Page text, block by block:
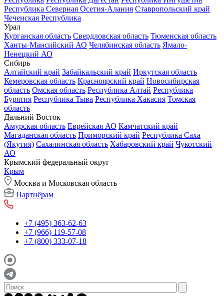
Республика Северная Осетия-Алания Ставропольский край
Чеченская Республика
Урал
Курганская область Свердловская область Тюменская область
Ханты-Мансийский АО Челябинская область Ямало-
Ненецкий АО
Сибирь
Алтайский край Забайкальский край Иркутская область
Кемеровская область Красноярский край Новосибирская
область Омская область Республика Алтай Республика
Бурятия Республика Тыва Республика Хакасия Томская
область
Дальний Восток
Амурская область Еврейская АО Камчатский край
Магаданская область Приморский край Республика Саха
(Якутия) Сахалинская область Хабаровский край Чукотский
АО
Крымский федеральный округ
Крым
Москва и Московская область
Партнёрам
+7 (495) 363-62-63
+7 (966) 119-57-08
+7 (800) 333-07-18